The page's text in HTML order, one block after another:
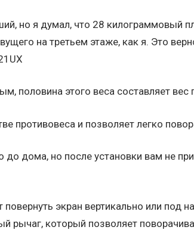
но я думал, что 28 килограммовый
на третьем этаже, как я. Это
половина этого веса составляет вес
противовеса и позволяет легко
до дома, но после установки вам не
экран вертикально или под
рычаг, который позволяет